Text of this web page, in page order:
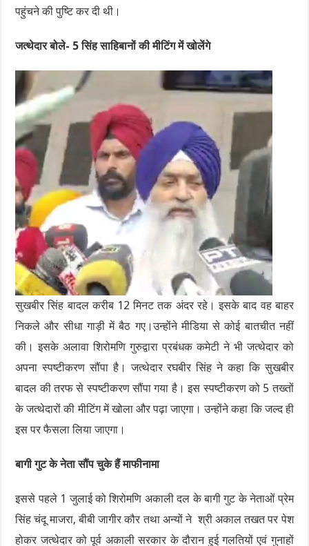
पहुंचने की पुष्टि कर दी थी।
जत्थेदार बोले- 5 सिंह साहिबानों की मीटिंग में खोलेंगे
सुखबीर सिंह बादल करीब 12 मिनट तक अंदर रहे। इसके बाद वह बाहर
निकले और सीधा गाड़ी में बैठ गए।उन्होंने मीडिया से कोई बातचीत नहीं
की। इसके अलावा शिरोमणि गुरुद्वारा प्रबंधक कमेटी ने भी जत्थेदार को
अपना स्पष्टीकरण सौंपा है। जत्थेदार रघबीर सिंह ने कहा कि सुखबीर
बादल की तरफ से स्पष्टीकरण सौंपा गया है। इस स्पष्टीकरण को 5 तख्तों
के जत्थेदारों की मीटिंग में खोला और पढ़ा जाएगा। उन्होंने कहा कि जल्द ही
इस पर फैसला लिया जाएगा।
बागी गुट के नेता सौंप चुके हैं माफीनामा
इससे पहले 1 जुलाई को शिरोमणि अकाली दल के बागी गुट के नेताओं प्रेम
सिंह चंदू माजरा, बीबी जागीर कौर तथा अन्यों ने श्री अकाल तखत पर पेश
होकर जत्थेदार को पूर्व अकाली सरकार के दौरान हुई गलतियों एवं गुनाहों